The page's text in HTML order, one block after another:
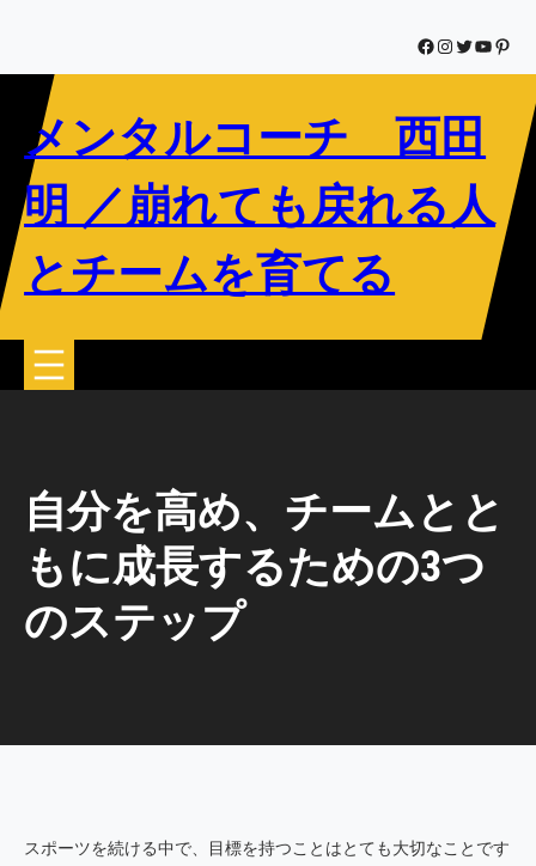
を
Facebook
Instagram
Twitter
YouTube
メンタルコーチ 西田
明 ／崩れても戻れる人
とチームを育てる
自分を高め、チームとと
もに成長するための3つ
のステップ
スポーツを続ける中で、目標を持つことはとても大切なことです